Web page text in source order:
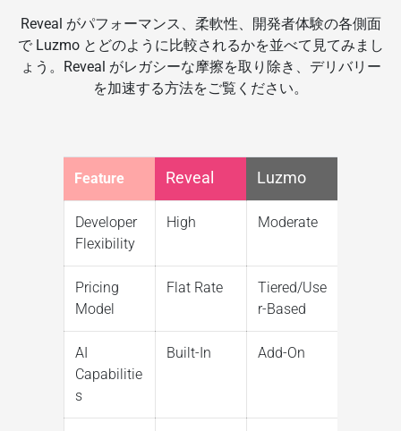
Reveal がパフォーマンス、柔軟性、開発者体験の各側面
で Luzmo とどのように比較されるかを並べて見てみまし
ょう。Reveal がレガシーな摩擦を取り除き、デリバリー
を加速する方法をご覧ください。
Feature Reveal Luzmo
Developer
Flexibility
High Moderate
Pricing
Model
Flat Rate
Tiered/Use
r-Based
AI
Capabilitie
s
Built-In Add-On